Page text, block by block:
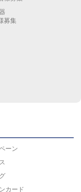
募集
ーン
カード